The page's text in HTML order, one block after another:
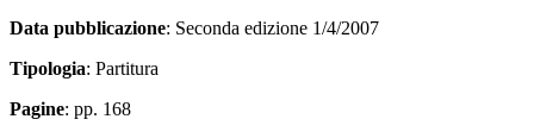
Data pubblicazione: Seconda edizione 1/4/2007
Tipologia: Partitura
Pagine: pp. 168